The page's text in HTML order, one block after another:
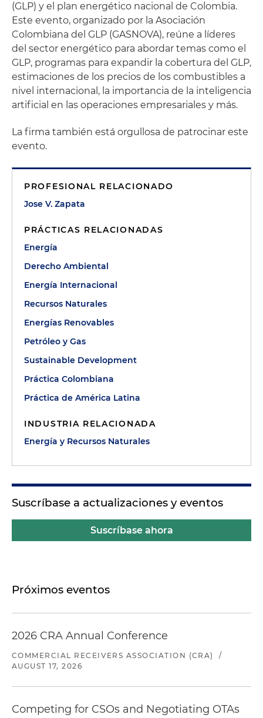
(GLP) y el plan energético nacional de Colombia.
Este evento, organizado por la Asociación
Colombiana del GLP (GASNOVA), reúne a líderes
del sector energético para abordar temas como el
GLP, programas para expandir la cobertura del GLP,
estimaciones de los precios de los combustibles a
nivel internacional, la importancia de la inteligencia
artificial en las operaciones empresariales y más.
La firma también está orgullosa de patrocinar este
evento.
PROFESIONAL RELACIONADO
Jose V. Zapata
PRÁCTICAS RELACIONADAS
Energía
Derecho Ambiental
Energía Internacional
Recursos Naturales
Energías Renovables
Petróleo y Gas
Sustainable Development
Práctica Colombiana
Práctica de América Latina
INDUSTRIA RELACIONADA
Energía y Recursos Naturales
Suscríbase a actualizaciones y eventos
Suscríbase ahora
Próximos eventos
2026 CRA Annual Conference
COMMERCIAL RECEIVERS ASSOCIATION (CRA)
/
AUGUST 17, 2026
Competing for CSOs and Negotiating OTAs